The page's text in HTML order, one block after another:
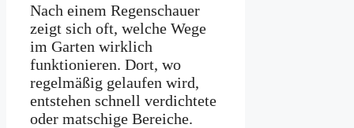
Nach einem Regenschauer
zeigt sich oft, welche Wege
im Garten wirklich
funktionieren. Dort, wo
regelmäßig gelaufen wird,
entstehen schnell verdichtete
oder matschige Bereiche.